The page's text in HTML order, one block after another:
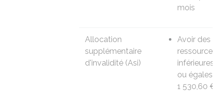
mois
Allocation
supplémentaire
d'invalidité (Asi)
Avoir des
ressources
inférieures
ou égales à
1 530,60 €